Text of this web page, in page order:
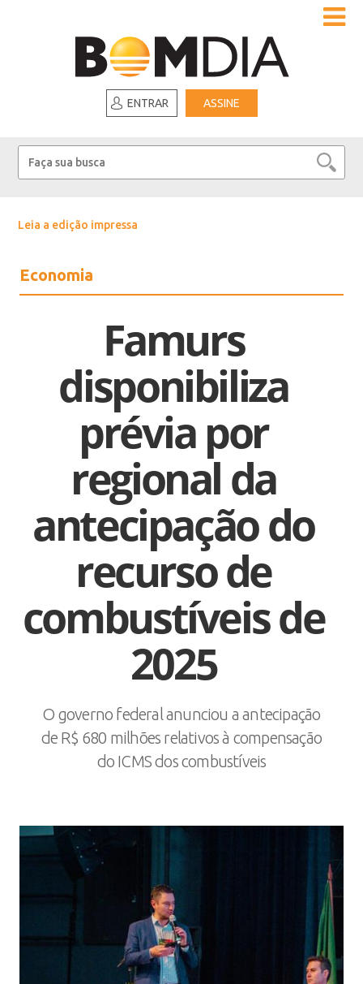
ENTRAR ASSINE
Leia a edição impressa
Economia
Famurs
disponibiliza
prévia por
regional da
antecipação do
recurso de
combustíveis de
2025
O governo federal anunciou a antecipação
de R$ 680 milhões relativos à compensação
do ICMS dos combustíveis